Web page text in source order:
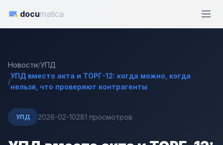
documatica
Новости/УПД
/
УПД вместо акта и ТОРГ-12: когда можно, когда
нельзя, что проверяют контрагенты
УПД 2026-02-10281 просмотров